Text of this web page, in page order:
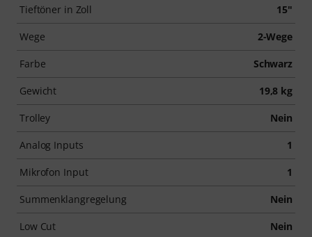
Tieftöner in Zoll 15"
Wege 2-Wege
Farbe Schwarz
Gewicht 19,8 kg
Trolley Nein
Analog Inputs 1
Mikrofon Input 1
Summenklangregelung Nein
Low Cut Nein